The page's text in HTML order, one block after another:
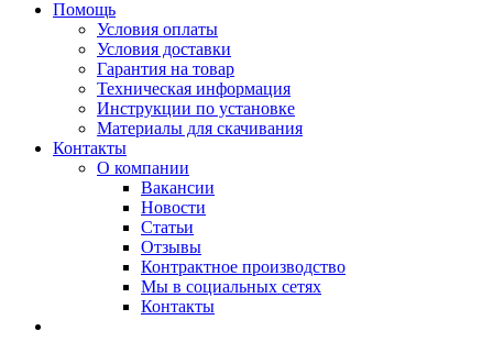
Помощь
Условия оплаты
Условия доставки
Гарантия на товар
Техническая информация
Инструкции по установке
Материалы для скачивания
Контакты
О компании
Вакансии
Новости
Статьи
Отзывы
Контрактное производство
Мы в социальных сетях
Контакты